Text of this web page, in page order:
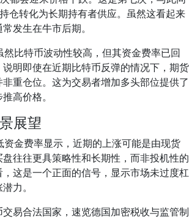
仓转化为长期持有者供应。虽然这看起来
发生在牛市后期。
比特币波动性较高，但其资金费率已回
明即使在近期比特币反弹的情况下，期货
重仓位。这为交易者增加多头部位提供了
高价格。
展望
金费率显示，近期的上涨可能是由现货
往往更具策略性和长期性，而非投机性的
这是一个正面的信号，显示市场未过度杠
力。
易合法国家，速览德国加密税收与监管制